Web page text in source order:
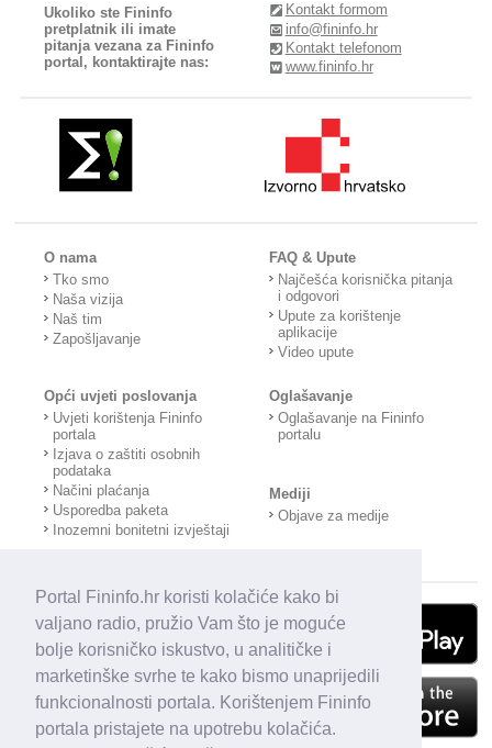
Portal Fininfo.hr koristi kolačiće kako bi
valjano radio, pružio Vam što je moguće
bolje korisničko iskustvo, u analitičke i
marketinške svrhe te kako bismo unaprijedili
funkcionalnosti portala. Korištenjem Fininfo
portala pristajete na upotrebu kolačića.
Ukoliko ste Fininfo
pretplatnik ili imate
pitanja vezana za Fininfo
portal, kontaktirajte nas:
Kontakt formom
info@fininfo.hr
Kontakt telefonom
www.fininfo.hr
O nama
Tko smo
Naša vizija
Naš tim
Zapošljavanje
FAQ & Upute
Najčešća korisnička pitanja
i odgovori
Upute za korištenje
aplikacije
Video upute
Opći uvjeti poslovanja
Uvjeti korištenja Fininfo
portala
Izjava o zaštiti osobnih
podataka
Načini plaćanja
Usporedba paketa
Inozemni bonitetni izvještaji
Oglašavanje
Oglašavanje na Fininfo
portalu
Mediji
Objave za medije